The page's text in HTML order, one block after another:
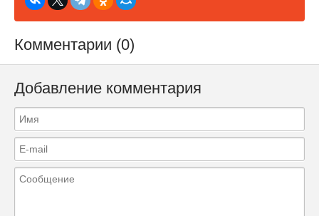
Комментарии (0)
Добавление комментария